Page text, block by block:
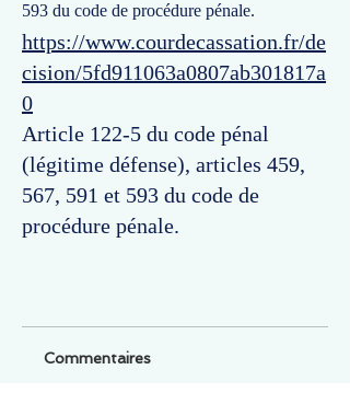
593 du code de procédure pénale.
https://www.courdecassation.fr/de
cision/5fd911063a0807ab301817a
0
Article 122-5 du code pénal
(légitime défense), articles 459,
567, 591 et 593 du code de
procédure pénale.
Commentaires